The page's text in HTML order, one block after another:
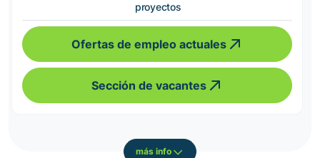
proyectos
Ofertas de empleo actuales
Sección de vacantes
más info